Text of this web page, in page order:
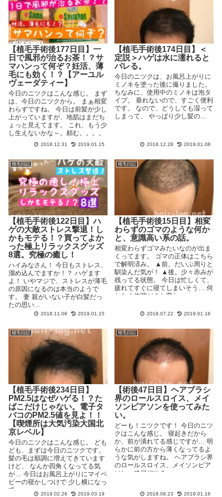
【植毛手術後177日目】一
日で風邪が治るお茶！？サ
マハンって何ぞ？妊活、薄
毛にも効く！？【アーユル
ヴェーダティー】
今日のニツクはこんな感じ。 まず
は、今日のニツクから。 まぁ相変
わらずですね。 今日は前髪が少し
上がっていますが、地肌はまだち
ょっと見えてます。 これ、もう少
し生えないかな～。頼む。。。。
2018.12.31 2019.01.15
【植毛手術後174日目】＜
定説＞ハゲは水に濡れると
バレる。
今日のニツクは、お風呂上がりに
ミノキを塗った後に撮りました。
ちなみに、使用中のミノキは泡タ
イプ。 垂れないので、すごく便利
です。 なので、どうしても湿って
しまって、 やっぱり少し髪の...
2018.12.28 2019.01.08
植毛日記
【植毛手術後122日目】ハ
ゲの大敵ストレス撃退！し
かもモテる！？買ってよか
った極上リラックスグッズ
8選。究極の癒し！
ハイみなさん！ 今日もストレス、
溜め込んでますか！？ ハゲます
よ！ いやマジで、ストレスが薄毛
の原因になるのは本当のようで
す。 妻 親がいない子が白髪だっ
たの思い...
2018.11.06 2019.01.15
植毛日記
【植毛手術後15日目】相変
わらずのゴマのような何か
と、意識高い系の話。
相変わらずゴマみたいなのが出ま
くってます。 ゴマの正体はこちら
で解明済み。 ▲前。だいぶ周りと
馴染んだ気が！ ▲後。少々赤みが
残ってる状態。 今日は忙しくて、
疲れてすぐに寝てしまいそう… 何
となく体調がまた変わ...
2018.07.22 2019.01.16
植毛日記
【植毛手術後234日目】
PM2.5はなぜハゲる！？た
ばこだけじゃない。電子タ
バコのPM2.5値を見よ！！
【喫煙所は大気汚染大国北
京レベル】
今日のニツクはこんな感じ。 ども
ども、まずは今日のニツクです。
髪の毛は順調に増えてきています
けど、 なんか四角くなってる気
が… 今日はお風呂上がりにマイベ
ビーの寝かしつけで 少し横になっ
て...
2019.02.26 2019.03.19
植毛日記
【術後47日目】ヘアブラシ
界のロールスロイス、メイ
ソンピアソンを使ってみた
い。
どーも！ニツクです！ 今日のニツ
クはこんな感じ。 寝起きだから
か、前が潰れてる感じですが… 明
らかに前の方から薄くなってるよ
うな気がしますね。 ヘアブラシ界
のロールスロイス、メイソンピア
ソンって何ぞや？ ...
2018.08.23 2019.01.16